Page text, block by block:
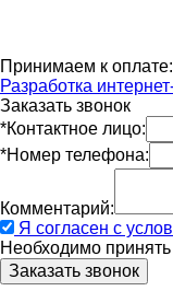
Принимаем к оплате:
Разработка
Заказать звонок
*Контактное лицо:
*Номер телефона:
Комментарий:
Я согласен с
Необходимо